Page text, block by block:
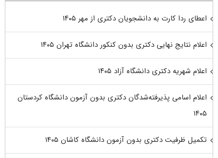
اعطای ردا کارت به دانشجویان دکتری از مهر ۱۴۰۵
اعلام نتایج نهایی دکتری بدون کنکور دانشگاه تهران ۱۴۰۵
اعلام شهریه دکتری دانشگاه آزاد ۱۴۰۵
اعلام اسامی پذیرفته‌شدگان دکتری بدون آزمون دانشگاه کردستان
۱۴۰۵
تکمیل ظرفیت دکتری بدون آزمون دانشگاه کاشان ۱۴۰۵